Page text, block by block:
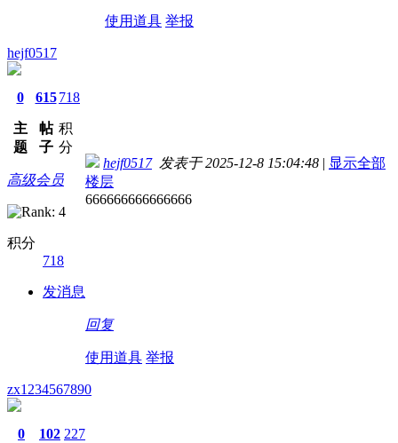
使用道具 举报
hejf0517
0
主
题
615
帖
子
718
积
分
高级会员
积分
718
发消息
hejf0517发表于 2025-12-8 15:04:48 | 显示全部
楼层
666666666666666
回复
使用道具 举报
zx1234567890
0 102 227